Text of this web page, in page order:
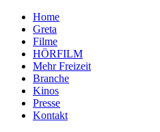
Home
Greta
Filme
HÖRFILM
Mehr Freizeit
Branche
Kinos
Presse
Kontakt